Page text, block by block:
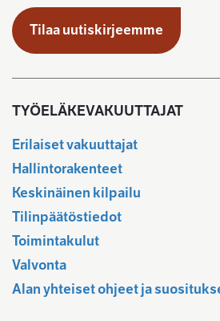
Tilaa uutiskirjeemme
TYÖELÄKEVAKUUTTAJAT
Erilaiset vakuuttajat
Hallintorakenteet
Keskinäinen kilpailu
Tilinpäätöstiedot
Toimintakulut
Valvonta
Alan yhteiset ohjeet ja